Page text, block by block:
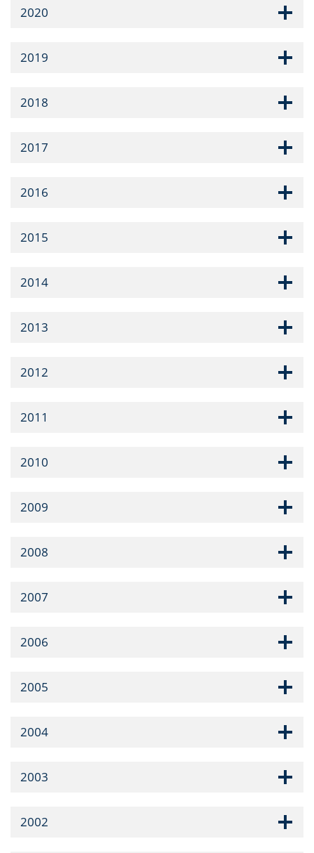
2020
2019
2018
2017
2016
2015
2014
2013
2012
2011
2010
2009
2008
2007
2006
2005
2004
2003
2002